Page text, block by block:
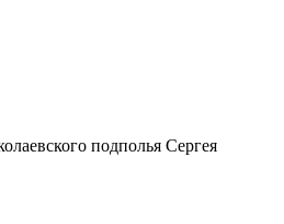
подполья Сергея